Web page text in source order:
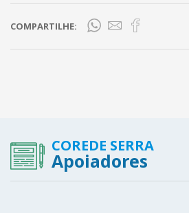
COMPARTILHE:
COREDE SERRA
Apoiadores